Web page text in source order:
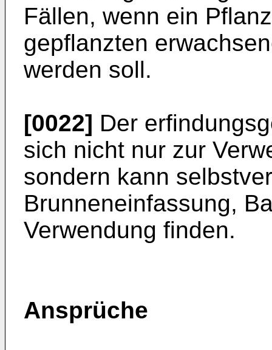
Fällen, wenn ein
gepflanzten
werden soll.
[0022] Der
sich nicht nur zur
sondern kann
Brunneneinfassung,
Verwendung finden.
Ansprüche